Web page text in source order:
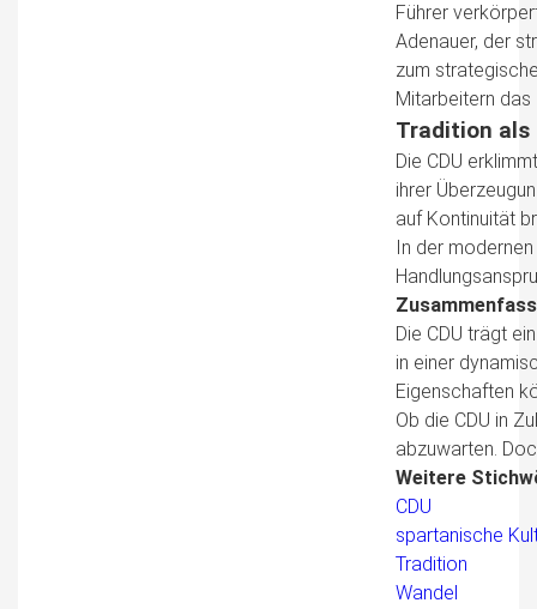
Führer
Adenauer, der
zum
Mitarbeitern das
Tradition als
Die CDU
ihrer
auf Kontinuität
In der
Die CDU trägt
in einer
Eigenschaften
Ob die CDU in
abzuwarten.
Weitere
CDU
spartanische
Tradition
Wandel